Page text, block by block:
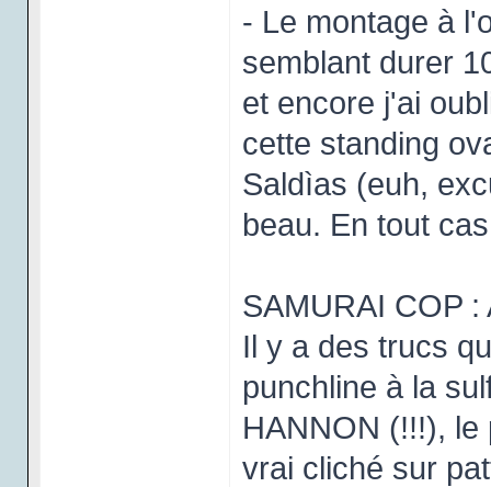
- Le montage à
semblant durer
et encore j'ai
cette standing
Saldìas (euh,
beau. En tout
SAMURAI COP
Il y a des trucs
punchline à la
HANNON (!!!),
vrai cliché sur